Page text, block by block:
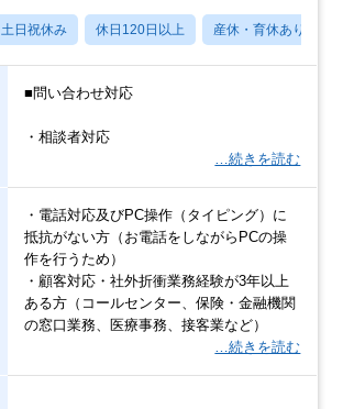
土日祝休み 休日120日以上 産休・育休あり
■問い合わせ対応
・相談者対応
…続きを読む
・電話対応及びPC操作（タイピング）に
抵抗がない方（お電話をしながらPCの操
作を行うため）
・顧客対応・社外折衝業務経験が3年以上
ある方（コールセンター、保険・金融機関
の窓口業務、医療事務、接客業など）
…続きを読む